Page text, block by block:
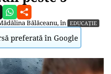
Bălăceanu, în EDUCAȚIE
preferată în Google